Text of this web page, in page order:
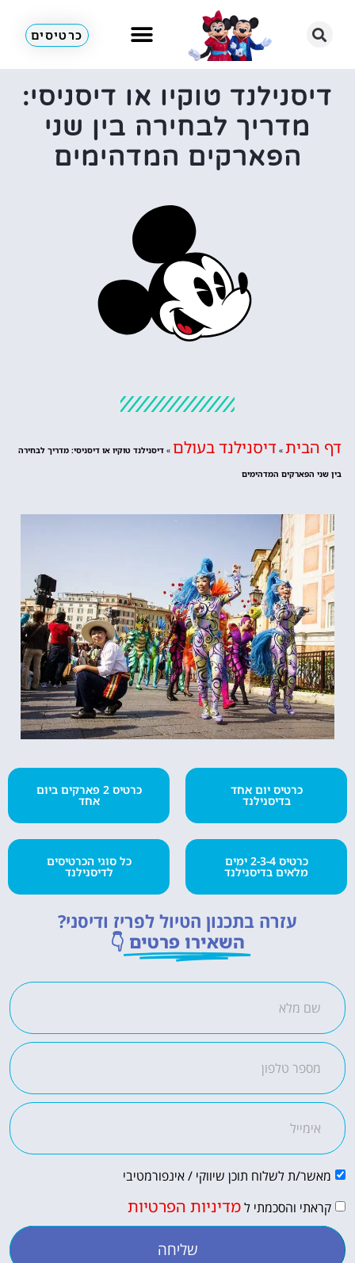
כרטיסים
דיסנילנד טוקיו או דיסניסי:
מדריך לבחירה בין שני
הפארקים המדהימים
דף הבית » דיסנילנד בעולם » דיסנילנד טוקיו או דיסניסי: מדריך לבחירה
בין שני הפארקים המדהימים
כרטיס יום אחד
בדיסנילנד
כרטיס 2-3-4 ימים
מלאים בדיסנילנד
כרטיס 2 פארקים ביום
אחד
כל סוגי הכרטיסים
לדיסנילנד
עזרה בתכנון הטיול לפריז ודיסני?
השאירו פרטים 👇
מאשר/ת לשלוח תוכן שיווקי / אינפורמטיבי
קראתי והסכמתי למדיניות הפרטיות
שליחה